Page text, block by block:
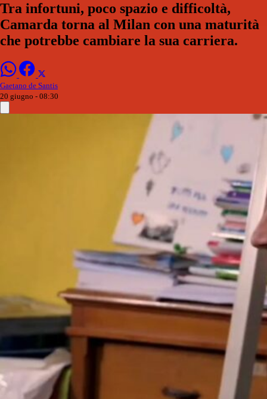
Tra infortuni, poco spazio e difficoltà,
Camarda torna al Milan con una maturità
che potrebbe cambiare la sua carriera.
Gaetano de Santis
20 giugno - 08:30